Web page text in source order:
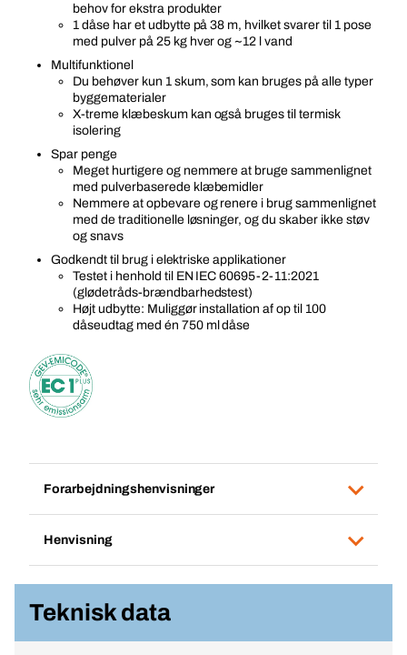
behov for ekstra produkter
1 dåse har et udbytte på 38 m, hvilket svarer til 1 pose
med pulver på 25 kg hver og ~12 l vand
Multifunktionel
Du behøver kun 1 skum, som kan bruges på alle typer
byggematerialer
X-treme klæbeskum kan også bruges til termisk
isolering
Spar penge
Meget hurtigere og nemmere at bruge sammenlignet
med pulverbaserede klæbemidler
Nemmere at opbevare og renere i brug sammenlignet
med de traditionelle løsninger, og du skaber ikke støv
og snavs
Godkendt til brug i elektriske applikationer
Testet i henhold til EN IEC 60695-2-11:2021
(glødetråds-brændbarhedstest)
Højt udbytte: Muliggør installation af op til 100
dåseudtag med én 750 ml dåse
Forarbejdningshenvisninger
Henvisning
Teknisk data